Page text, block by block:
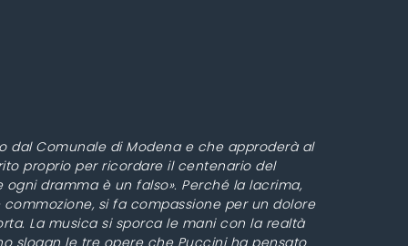
dal Comunale di Modena e che approderà al
proprio per ricordare il centenario del
dramma è un falso». Perché la lacrima,
si fa compassione per un dolore
La musica si sporca le mani con la realtà
slogan le tre opere che Puccini ha pensato